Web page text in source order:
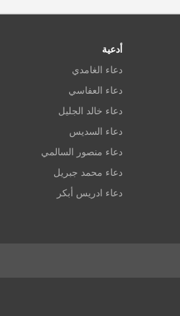
أدعية
دعاء الغامدي
دعاء العفاسي
دعاء خالد الجليل
دعاء السديس
دعاء منصور السالمي
دعاء محمد جبريل
دعاء ادريس أبكر